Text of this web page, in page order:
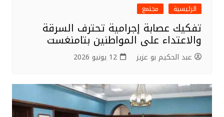
الرئيسية مجتمع
تفكيك عصابة إجرامية تحترف السرقة
والاعتداء على المواطنين بتامنغست
عبد الحكيم بو عزيز 12 يونيو 2026